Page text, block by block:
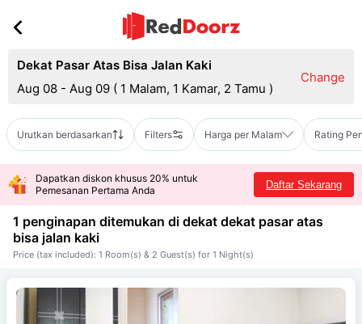
Dekat Pasar Atas Bisa Jalan Kaki
Aug 08 - Aug 09 ( 1 Malam, 1 Kamar, 2 Tamu )
Change
Urutkan berdasarkan Filters Harga per Malam Rating
Dapatkan diskon khusus 20% untuk
Pemesanan Pertama Anda
Daftar Sekarang
1 penginapan ditemukan di dekat dekat pasar atas
bisa jalan kaki
Price (tax included): 1 Room(s) & 2 Guest(s) for 1 Night(s)